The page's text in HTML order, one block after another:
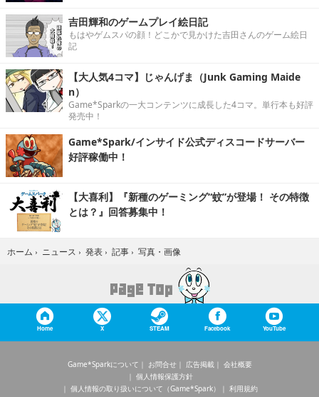
吉田輝和のゲームプレイ絵日記
もはやゲムスパの顔！どこかで見かけた吉田さんのゲーム絵日
記
【大人気4コマ】じゃんげま（Junk Gaming Maide
n）
Game*Sparkの一大コンテンツに成長した4コマ。単行本も好評
発売中！
Game*Spark/インサイド公式ディスコードサーバー
好評稼働中！
【大喜利】『新種のゲーミング“蚊”が登場！ その特徴
とは？』回答募集中！
ホーム › ニュース › 発表 › 記事 › 写真・画像
Home X STEAM Facebook YouTube
Game*Sparkについて お問合せ 広告掲載
会社概要
個人情報保護方針
個人情報の取り扱いについて（Game*Spark）
利用規約